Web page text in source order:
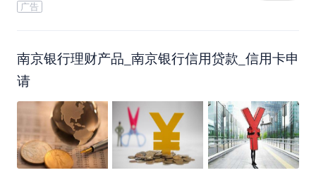
中介向你推销房子的陌生电话少，证明市场行情
好，市场上并不缺客户，这时不是买房的时候；房
产中介向你推销房子的陌生电话多，证明市场行情
广告
南京银行理财产品_南京银行信用贷款_信用卡申
请